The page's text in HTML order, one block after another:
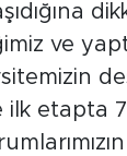
ve
ilk